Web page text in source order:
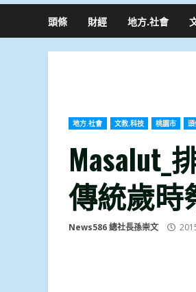
頭條 財經 地方.社會
地方.社會 文教.科技 桃園市
Masalut_
傳統歲時
News586 總社長孫崇文